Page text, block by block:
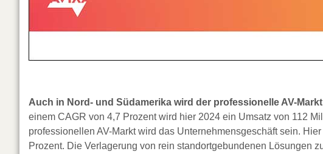
Auch in Nord- und Südamerika wird der professionelle AV-
einem CAGR von 4,7 Prozent wird hier 2024 ein Umsatz von 112
professionellen AV-Markt wird das Unternehmensgeschäft sein.
Prozent. Die Verlagerung von rein standortgebundenen Lösungen